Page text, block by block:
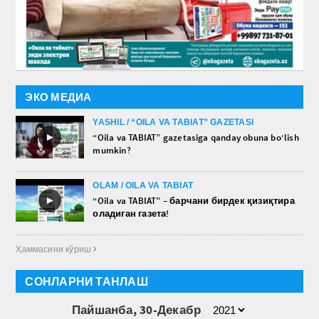
ЭКО МЕДИА
►
YASHIL / “OILA VA TABIAT” GAZETASI
“Oila va TABIAT” gazetasiga qanday obuna bo‘lish
mumkin?
►
OLAM / OILA VA TABIAT
“Oila va TABIAT” – барчани бирдек қизиқтира
оладиган газета!
Ҳаммасини кўриш 
СОНЛАРНИ ТАНЛАШ
Пайшанба, 30-Декабр